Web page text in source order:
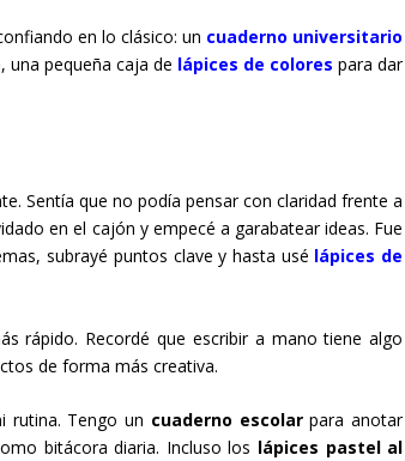
en lo clásico: un cuaderno universitario
una pequeña caja de lápices de colores para dar
Sentía que no podía pensar con claridad frente a
en el cajón y empecé a garabatear ideas. Fue
subrayé puntos clave y hasta usé lápices de
rápido. Recordé que escribir a mano tiene algo
de forma más creativa.
rutina. Tengo un cuaderno escolarpara anotar
bitácora diaria. Incluso los lápices pastel al